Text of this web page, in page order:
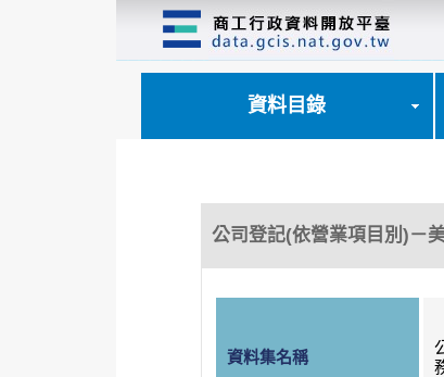
資料目錄
公司登記(依營業項目別)－
資料集名稱